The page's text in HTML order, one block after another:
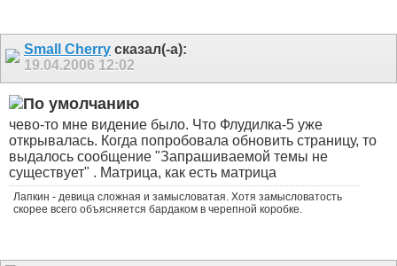
Small Cherry сказал(-а):
19.04.2006 12:02
чево-то мне видение было. Что Флудилка-5 уже
открывалась. Когда попробовала обновить страницу, то
выдалось сообщение "Запрашиваемой темы не
существует" . Матрица, как есть матрица
Лапкин - девица сложная и замысловатая. Хотя замысловатость
скорее всего объясняется бардаком в черепной коробке.